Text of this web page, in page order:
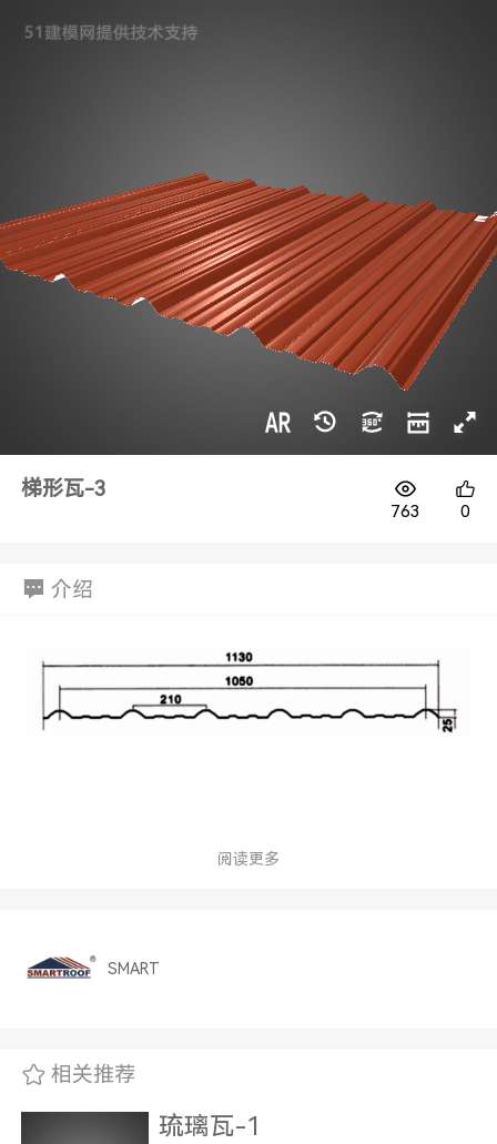
1688
梯形瓦-3
763 0
介绍
阅读更多
SMART
相关推荐
琉璃瓦-1